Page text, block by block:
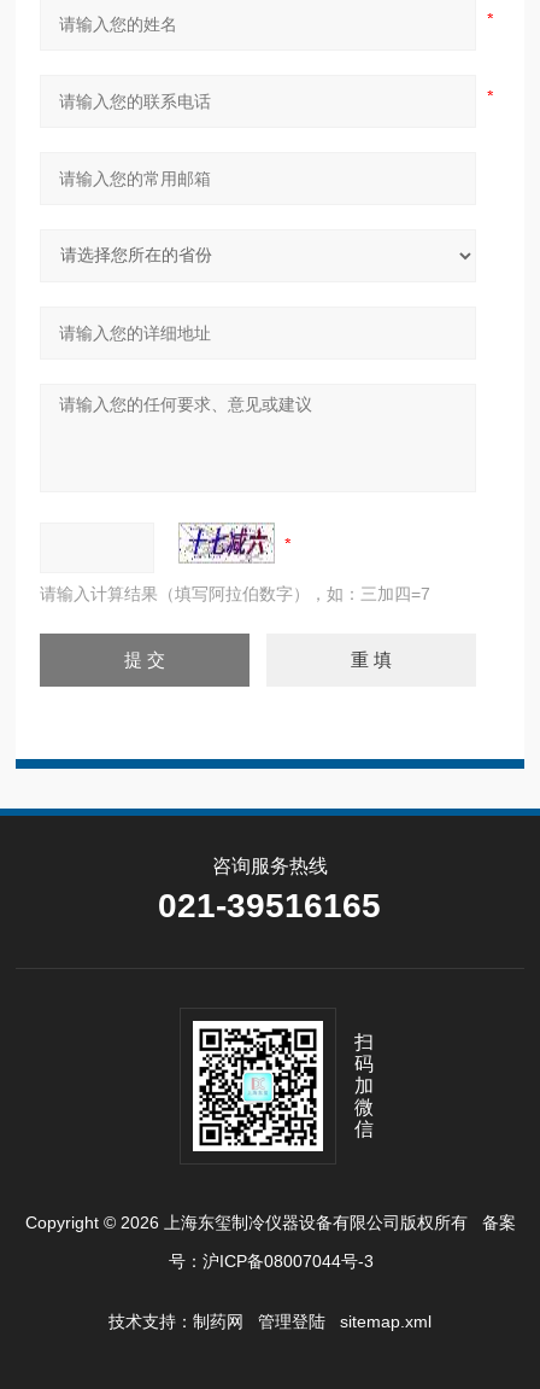
请输入计算结果（填写阿拉伯数字），如：三加四=7
咨询服务热线
021-39516165
扫
码
加
微
信
Copyright © 2026 上海东玺制冷仪器设备有限公司版权所有备案
号：沪ICP备08007044号-3
技术支持： 制药网 管理登陆 sitemap.xml